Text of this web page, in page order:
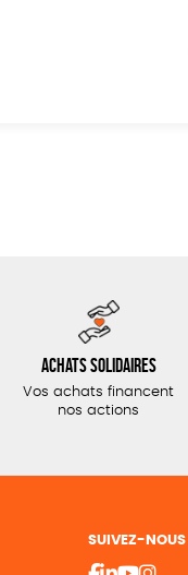
Achats solidaires
Vos achats financent
nos actions
SUIVEZ-NOUS